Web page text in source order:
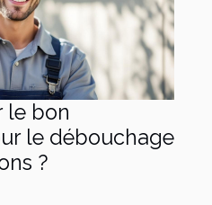
le bon
le débouchage
?